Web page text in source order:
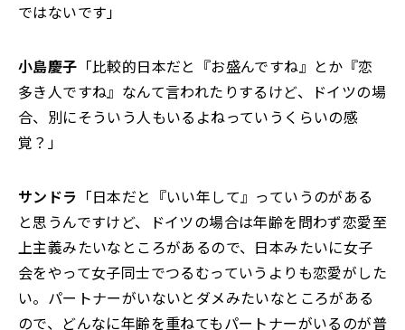
ではないです」
小島慶子 「比較的日本だと『お盛んですね』とか『恋
多き人ですね』なんて言われたりするけど、ドイツの場
合、別にそういう人もいるよねっていうくらいの感
覚？」
サンドラ 「日本だと『いい年して』っていうのがある
と思うんですけど、ドイツの場合は年齢を問わず恋愛至
上主義みたいなところがあるので、日本みたいに女子
会をやって女子同士でつるむっていうよりも恋愛がした
い。パートナーがいないとダメみたいなところがある
ので、どんなに年齢を重ねてもパートナーがいるのが普